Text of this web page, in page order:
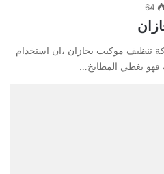
64
موكيت بجازان ،ان استخدام
فهو يغطي المطابخ…